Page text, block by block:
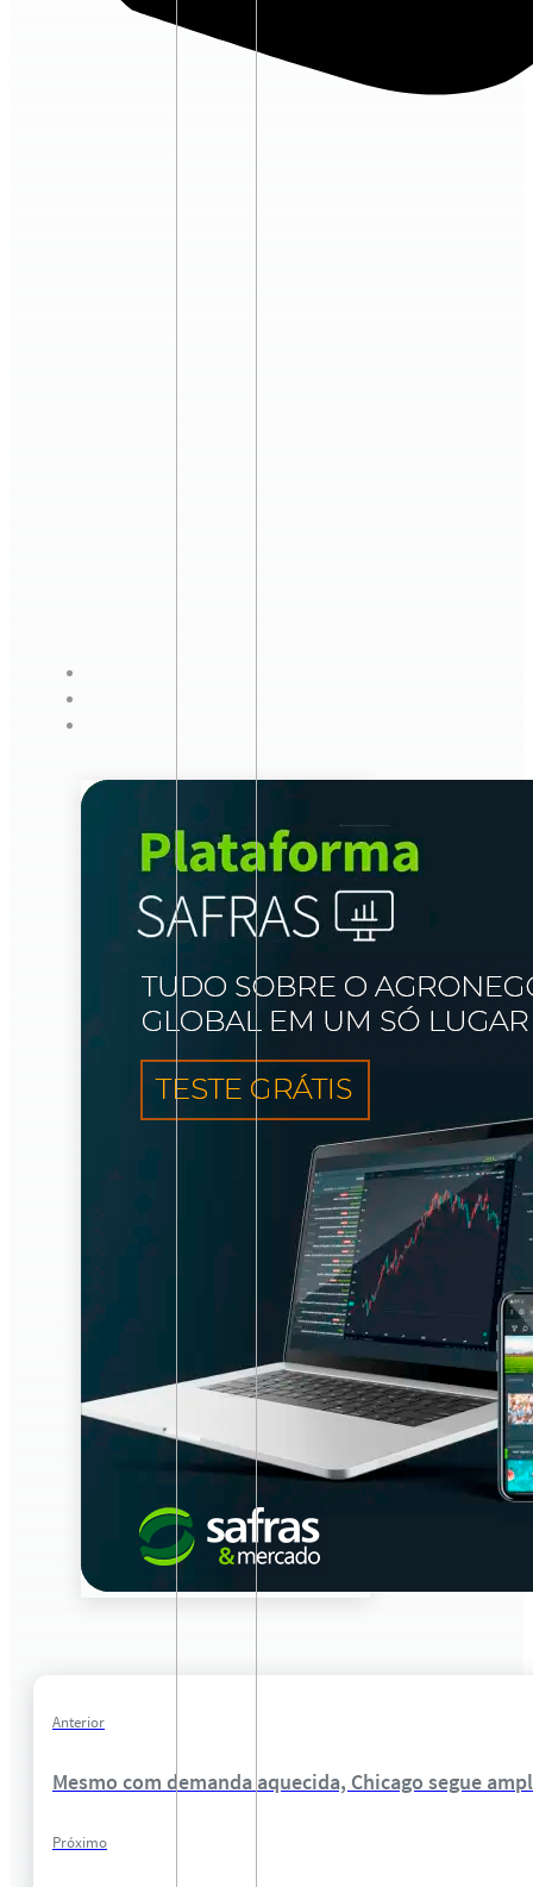
Anterior
Mesmo com demanda aquecida, Chicago segue
Próximo